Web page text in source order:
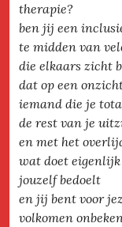
therapie?
ben jij een
te midden van
die elkaars zicht
dat op een
iemand die je
de rest van je
en met het
wat doet eigenlijk
jouzelf bedoelt
en jij bent voor
volkomen